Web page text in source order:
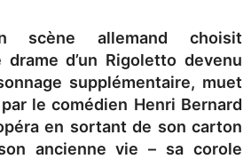
scène allemand choisit
drame d’un Rigoletto devenu
supplémentaire, muet
le comédien Henri Bernard
en sortant de son carton
ancienne vie – sa corole